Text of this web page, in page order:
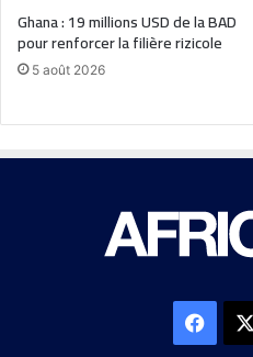
Ghana : 19 millions USD de la BAD
pour renforcer la filière rizicole
5 août 2026